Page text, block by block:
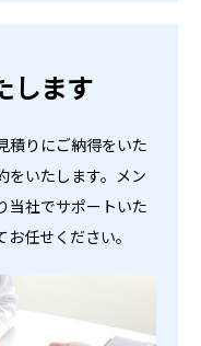
します
積りにご納得をいた
をいたします。メン
当社でサポートいた
任せください。